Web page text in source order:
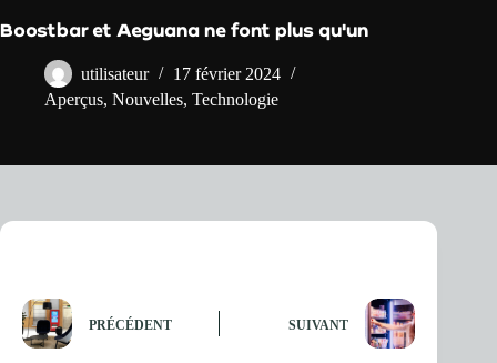
Boostbar et Aeguana ne font plus qu'un
utilisateur
17 février 2024
Aperçus, Nouvelles, Technologie
PRÉCÉDENT SUIVANT